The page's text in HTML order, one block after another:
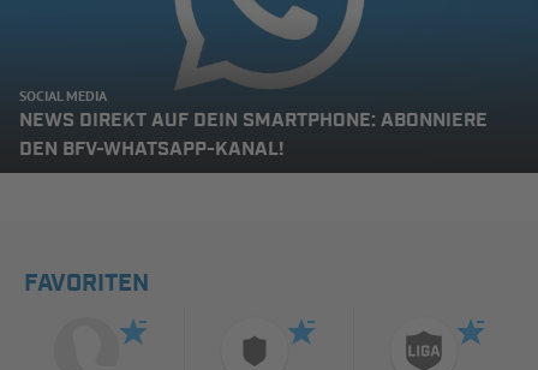
SOCIAL MEDIA
NEWS DIREKT AUF DEIN SMARTPHONE: ABONNIERE
DEN BFV-WHATSAPP-KANAL!
FAVORITEN